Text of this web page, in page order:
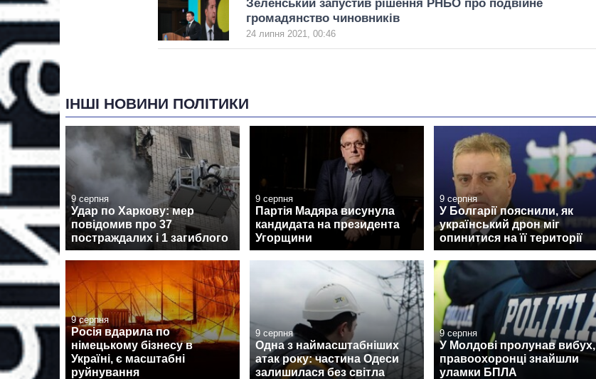
Зеленський запустив рішення РНБО про подвійне
громадянство чиновників
24 липня 2021, 00:46
ІНШІ НОВИНИ ПОЛІТИКИ
9 серпня
Удар по Харкову: мер
повідомив про 37
постраждалих і 1 загиблого
9 серпня
Партія Мадяра висунула
кандидата на президента
Угорщини
9 серпня
У Болгарії пояснили, як
український дрон міг
опинитися на її території
9 серпня
Росія вдарила по
німецькому бізнесу в
Україні, є масштабні
руйнування
9 серпня
Одна з наймасштабніших
атак року: частина Одеси
залишилася без світла
9 серпня
У Молдові пролунав вибух,
правоохоронці знайшли
уламки БПЛА